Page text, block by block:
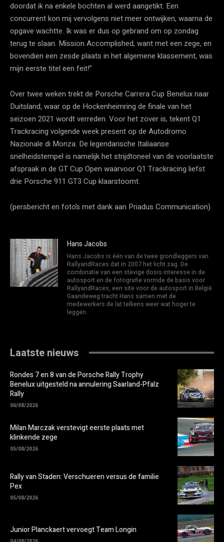
doordat ik na enkele bochten al werd aangetikt. Een
concurrent kon mij vervolgens niet meer ontwijken, waarna de
opgave wachtte. Ik was er dus op gebrand om op zondag
terug te slaan. Mission Accomplished, want met een zege, en
bovendien een zesde plaats in het algemene klassement, was
mijn eerste titel een feit!”
Over twee weken trekt de Porsche Carrera Cup Benelux naar
Duitsland, waar op de Hockenheimring de finale van het
seizoen 2021 wordt verreden. Voor het zover is, tekent Q1
Trackracing volgende week present op de Autodromo
Nazionale di Monza. De legendarische Italiaanse
snelheidstempel is namelijk het strijdtoneel van de voorlaatste
afspraak in de GT Cup Open waarvoor Q1 Trackracing liefst
drie Porsche 911 GT3 Cup klaarstoomt.
(persbericht en foto’s met dank aan Priadus Communication)
Hans Jacobs
Hans Jacobs is één van de twee grondleggers van
RallyandRaces dat in 2007 het licht zag. De
combinatie van een stevige dosis interesse in de
autosport en de fotografie vormde de basis voor
RallyandRaces, een site voor de autosport in België.
Gaandeweg tracht Hans samen met de
medewerkers de lat telkens weer wat hoger te
leggen.
Laatste nieuws
Rondes 7 en 8 van de Porsche Rally Trophy
Benelux uitgesteld na annulering Saarland-Pfalz
Rally
06/08/2026
Milan Marczak verstevigt eerste plaats met
klinkende zege
05/08/2026
Rally van Staden: Verschueren versus de familie
Pex
05/08/2026
Junior Planckaert vervoegt Team Longin